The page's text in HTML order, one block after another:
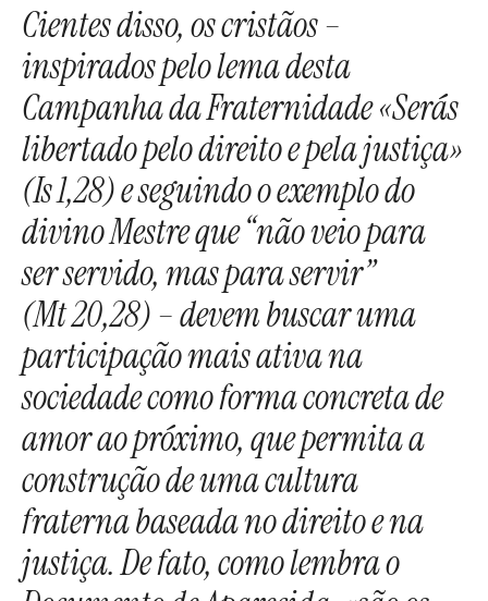
Cientes disso, os cristãos –
inspirados pelo lema desta
Campanha da Fraternidade «Serás
libertado pelo direito e pela justiça»
(Is 1,28) e seguindo o exemplo do
divino Mestre que “não veio para
ser servido, mas para servir”
(Mt 20,28) – devem buscar uma
participação mais ativa na
sociedade como forma concreta de
amor ao próximo, que permita a
construção de uma cultura
fraterna baseada no direito e na
justiça. De fato, como lembra o